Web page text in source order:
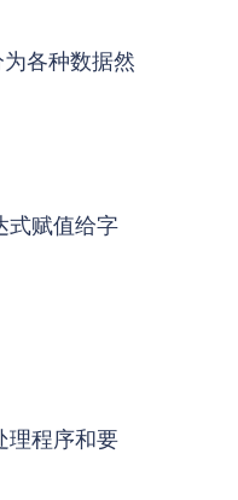
各种数据然
式赋值给字
理程序和要